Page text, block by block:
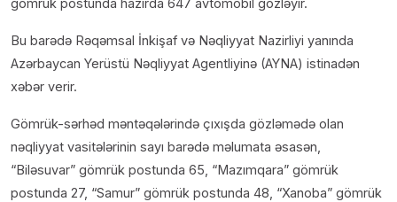
Bu barədə Rəqəmsal İnkişaf və Nəqliyyat Nazirliyi yanında
Azərbaycan Yerüstü Nəqliyyat Agentliyinə (AYNA) istinadən
xəbər verir.
Gömrük-sərhəd məntəqələrində çıxışda gözləmədə olan
nəqliyyat vasitələrinin sayı barədə məlumata əsasən,
“Biləsuvar” gömrük postunda 65, “Mazımqara” gömrük
postunda 27, “Samur” gömrük postunda 48, “Xanoba” gömrük